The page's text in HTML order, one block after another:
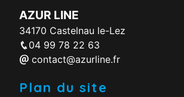
AZUR LINE
34170 Castelnau le-Lez
04 99 78 22 63
contact@azurline.fr
Plan du site